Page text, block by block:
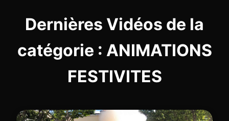
Dernières Vidéos de la
catégorie : ANIMATIONS
FESTIVITES